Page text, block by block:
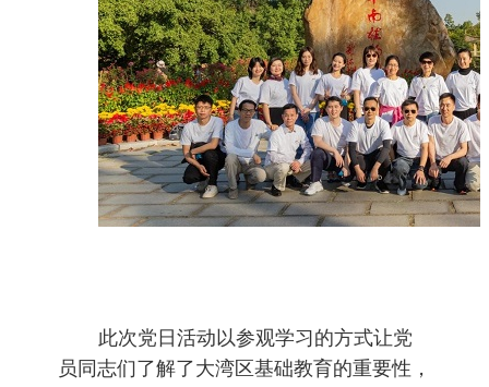
此次党日活动以参观学习的方式让党
员同志们了解了大湾区基础教育的重要性，